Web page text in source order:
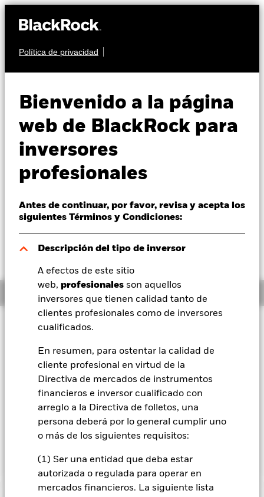
Política de privacidad
Bienvenido a la página
web de BlackRock para
inversores
profesionales
Antes de continuar, por favor, revisa y acepta los
siguientes Términos y Condiciones:
Descripción del tipo de inversor
A efectos de este sitio
web, profesionales son aquellos
inversores que tienen calidad tanto de
clientes profesionales como de inversores
cualificados.
En resumen, para ostentar la calidad de
cliente profesional en virtud de la
Directiva de mercados de instrumentos
financieros e inversor cualificado con
arreglo a la Directiva de folletos, una
persona deberá por lo general cumplir uno
o más de los siguientes requisitos:
(1) Ser una entidad que deba estar
autorizada o regulada para operar en
mercados financieros. La siguiente lista
Perspectivas
Visión de mercado
Educación
Profesionales
España
Change location
BlackRock
iShares
Nuestra compañía
Cap Deep Buffer
UCITS ETF
Valor liquidativo a 04 ago 2026
Variación del valor liquidativo a 04 ago 2026
USD 0,05 (1,00%)
YTD: 2,48%
Información general
Filosofía de inversión
renta variable estadounidense de gran capitalización,
representada por el S&P 500 Index (el «Índice»), hasta un
límite máximo aproximado de la rentabilidad positiva del
Índice (el «Límite Máximo de Ganancias»), al tiempo que
evolución negativa del Índice (el «Colchón Aproximado»)
cuando las acciones se mantienen desde el principio hasta el
final de un periodo de resultados determinado de 3 meses